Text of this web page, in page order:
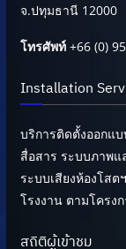
จ.ปทุมธานี 12000
โทรศัพท์+66 (0)
Installation
บริการติดตั้งออกแ
สื่อสาร ระบบภาพแ
ระบบเสียงห้องโสต
โรงงาน ตามโครง
สถิติผู้เข้าชม